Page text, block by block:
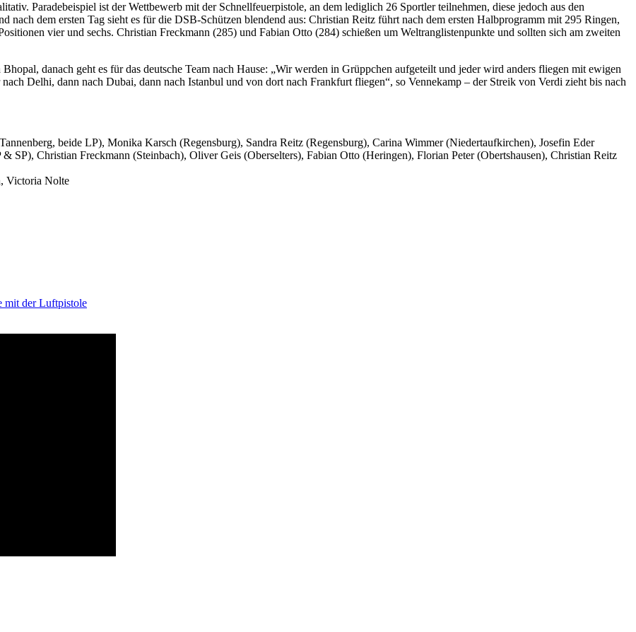
Paradebeispiel ist der Wettbewerb mit der Schnellfeuerpistole, an dem lediglich 26 Sportler teilnehmen, diese jedoch aus den
dem ersten Tag sieht es für die DSB-Schützen blendend aus: Christian Reitz führt nach dem ersten Halbprogramm mit 295 Ringen,
vier und sechs. Christian Freckmann (285) und Fabian Otto (284) schießen um Weltranglistenpunkte und sollten sich am zweiten
danach geht es für das deutsche Team nach Hause: „Wir werden in Grüppchen aufgeteilt und jeder wird anders fliegen mit ewigen
Delhi, dann nach Dubai, dann nach Istanbul und von dort nach Frankfurt fliegen“, so Vennekamp – der Streik von Verdi zieht bis nach
beide LP), Monika Karsch (Regensburg), Sandra Reitz (Regensburg), Carina Wimmer (Niedertaufkirchen), Josefin Eder
SP), Christian Freckmann (Steinbach), Oliver Geis (Oberselters), Fabian Otto (Heringen), Florian Peter (Obertshausen), Christian Reitz
Victoria Nolte
mit der Luftpistole